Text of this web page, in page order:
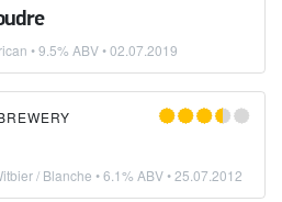
• 9.5% ABV •02.07.2019
/ Blanche • 6.1% ABV •25.07.2012